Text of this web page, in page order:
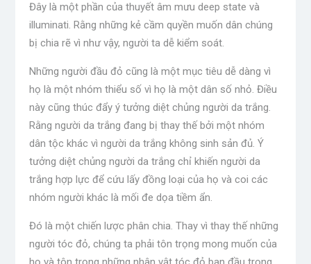
Đây là một phần của thuyết âm mưu deep state và
illuminati. Rằng những kẻ cầm quyền muốn dân chúng
bị chia rẽ vì như vậy, người ta dễ kiểm soát.
Những người đầu đỏ cũng là một mục tiêu dễ dàng vì
họ là một nhóm thiểu số vì họ là một dân số nhỏ. Điều
này cũng thúc đẩy ý tưởng diệt chủng người da trắng.
Rằng người da trắng đang bị thay thế bởi một nhóm
dân tộc khác vì người da trắng không sinh sản đủ. Ý
tưởng diệt chủng người da trắng chỉ khiến người da
trắng hợp lực để cứu lấy đồng loại của họ và coi các
nhóm người khác là mối đe dọa tiềm ẩn.
Đó là một chiến lược phân chia. Thay vì thay thế những
người tóc đỏ, chúng ta phải tôn trọng mong muốn của